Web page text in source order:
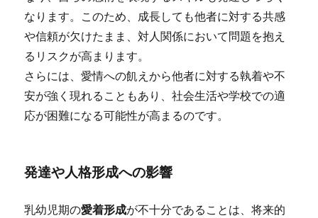
なります。このため、成長しても他者に対する共感
や信頼が欠けたまま、対人関係において問題を抱え
るリスクが高まります。
さらには、愛情への飢えから他者に対する執着や不
安が強く現れることもあり、社会生活や学校での適
応が困難になる可能性が高まるのです。
発達や人格形成への影響
乳幼児期の愛着形成が不十分であることは、将来的